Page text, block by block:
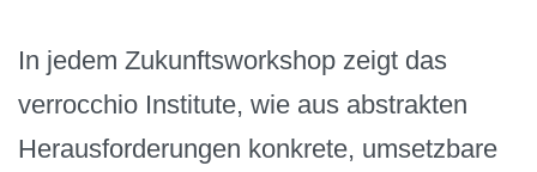
In jedem Zukunftsworkshop zeigt das
verrocchio Institute, wie aus abstrakten
Herausforderungen konkrete, umsetzbare